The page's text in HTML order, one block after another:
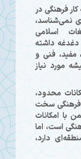
فرهنگی در
نمی‌شناسد،
اسلامی
دغدغه داشته
مفید، فنی و
مورد نیاز
محدود،
فرهنگی سخت
با امکانات
است، اما
دارد،